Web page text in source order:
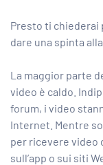
Presto ti chiederai
dare una spinta
La maggior parte
video è caldo.
forum, i video
Internet. Mentre
per ricevere video
sull’app o sui siti